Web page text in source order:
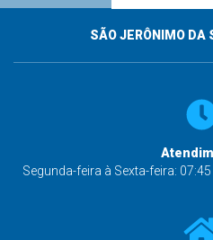
SÃO JERÔNIMO DA
Segunda-feira à Sexta-feira: